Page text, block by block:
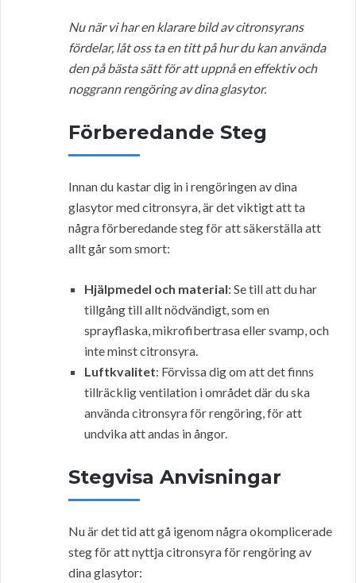
Nu när vi har en klarare bild av citronsyrans
fördelar, låt oss ta en titt på hur du kan använda
den på bästa sätt för att uppnå en effektiv och
noggrann rengöring av dina glasytor.
Förberedande Steg
Innan du kastar dig in i rengöringen av dina
glasytor med citronsyra, är det viktigt att ta
några förberedande steg för att säkerställa att
allt går som smort:
Hjälpmedel och material: Se till att du har
tillgång till allt nödvändigt, som en
sprayflaska, mikrofibertrasa eller svamp, och
inte minst citronsyra.
Luftkvalitet: Förvissa dig om att det finns
tillräcklig ventilation i området där du ska
använda citronsyra för rengöring, för att
undvika att andas in ångor.
Stegvisa Anvisningar
Nu är det tid att gå igenom några okomplicerade
steg för att nyttja citronsyra för rengöring av
dina glasytor: